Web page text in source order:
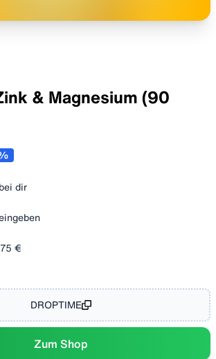
& Magnesium (90
dir
75 €
DROPTIME
Zum Shop